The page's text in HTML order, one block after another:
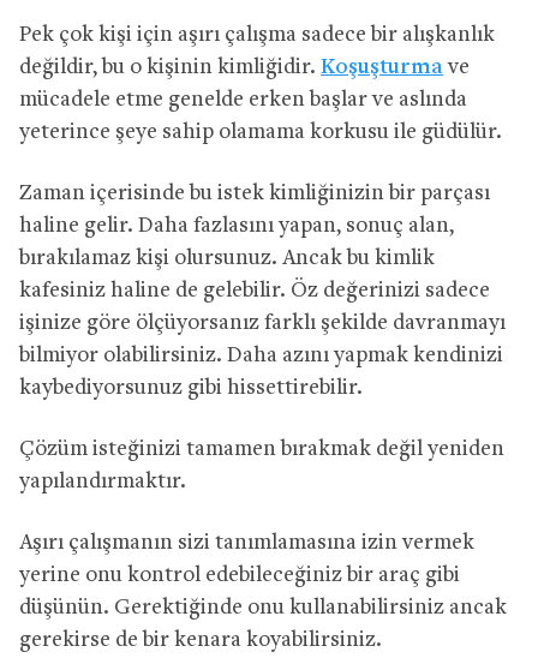
Pek çok kişi için aşırı çalışma sadece bir alışkanlık
değildir, bu o kişinin kimliğidir. Koşuşturmave
mücadele etme genelde erken başlar ve aslında
yeterince şeye sahip olamama korkusu ile güdülür.
Zaman içerisinde bu istek kimliğinizin bir parçası
haline gelir. Daha fazlasını yapan, sonuç alan,
bırakılamaz kişi olursunuz. Ancak bu kimlik
kafesiniz haline de gelebilir. Öz değerinizi sadece
işinize göre ölçüyorsanız farklı şekilde davranmayı
bilmiyor olabilirsiniz. Daha azını yapmak kendinizi
kaybediyorsunuz gibi hissettirebilir.
Çözüm isteğinizi tamamen bırakmak değil yeniden
yapılandırmaktır.
Aşırı çalışmanın sizi tanımlamasına izin vermek
yerine onu kontrol edebileceğiniz bir araç gibi
düşünün. Gerektiğinde onu kullanabilirsiniz ancak
gerekirse de bir kenara koyabilirsiniz.